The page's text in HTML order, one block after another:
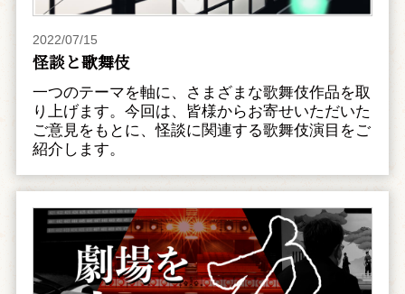
2022/07/15
怪談と歌舞伎
一つのテーマを軸に、さまざまな歌舞伎作品を取
り上げます。今回は、皆様からお寄せいただいた
ご意見をもとに、怪談に関連する歌舞伎演目をご
紹介します。